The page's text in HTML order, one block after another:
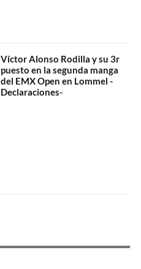
Víctor Alonso Rodilla y su 3r
puesto en la segunda manga
del EMX Open en Lommel -
Declaraciones-